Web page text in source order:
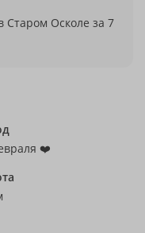
Старом Осколе за 7
❤️